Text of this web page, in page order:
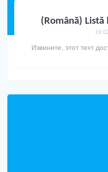
(Română)
Извините, этот техт